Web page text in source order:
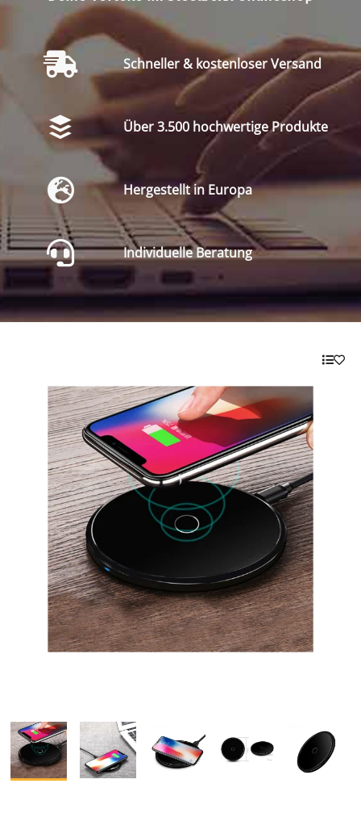
Schneller & kostenloser Versand
Über 3.500 hochwertige Produkte
Hergestellt in Europa
Individuelle Beratung